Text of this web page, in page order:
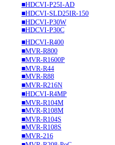
■HDCVI-P25I-AD
■HDCVI-SLD25IR-150
■HDCVI-P30W
■HDCVI-P30C
■HDCVI-R400
■MVR-R800
■MVR-R1600P
■MVR-R44
■MVR-R88
■MVR-R216N
■HDCVI-R4MP
■MVR-R104M
■MVR-R108M
■MVR-R104S
■MVR-R108S
■MVR-216